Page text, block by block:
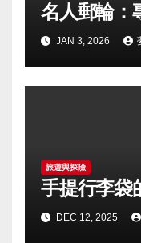
名人郵輪：
JAN 3, 2026
旅遊與探險
手提行李袋
DEC 12, 2025